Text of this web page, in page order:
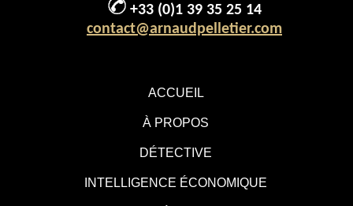
ACCUEIL
À PROPOS
DÉTECTIVE
INTELLIGENCE ÉCONOMIQUE
+33 (0)1 39 35 25 14
contact@arnaudpelletier.com